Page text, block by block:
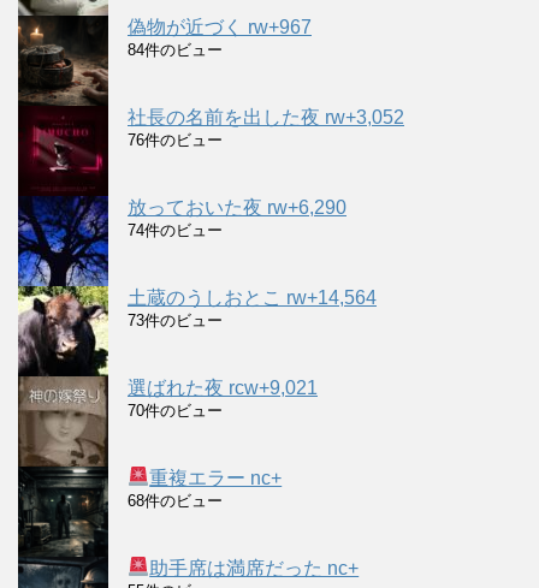
偽物が近づく rw+967
84件のビュー
社長の名前を出した夜 rw+3,052
76件のビュー
放っておいた夜 rw+6,290
74件のビュー
土蔵のうしおとこ rw+14,564
73件のビュー
選ばれた夜 rcw+9,021
70件のビュー
重複エラー nc+
68件のビュー
助手席は満席だった nc+